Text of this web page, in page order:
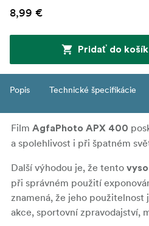
8,99 €
Pridať do
Popis Technické špecifikácie
Film AgfaPhoto APX 400
a spolehlivost i při špatném
Další výhodou je, že tento
při správném použití
znamená, že jeho použitelnost
akce, sportovní zpravodajství,